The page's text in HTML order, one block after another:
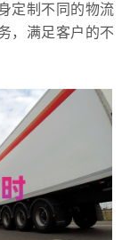
定制不同的物流
，满足客户的不